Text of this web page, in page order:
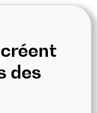
des